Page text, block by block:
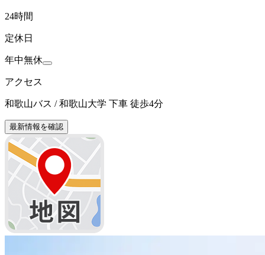
24時間
定休日
年中無休
アクセス
和歌山バス / 和歌山大学 下車 徒歩4分
最新情報を確認